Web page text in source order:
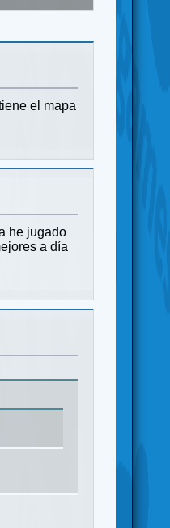
el mapa
he jugado
a día